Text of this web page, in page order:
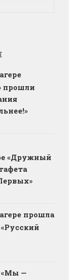
прошли
«Дружный
прошла
«Мы —